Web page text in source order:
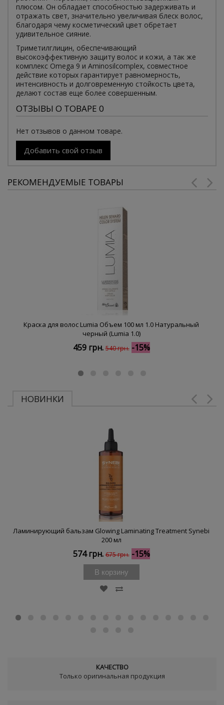
плюсом. Он обладает способностью задерживать и
отражать свет, значительно увеличивая блеск волос,
благодаря чему косметический цвет обретает
удивительное сияние.
Триметилглицин, обеспечивающий
высокоэффективную защиту волос и кожи, а так же
комплекс Omega 9 и Aminosilcomplex, совместное
действие которых гарантирует равномерность,
интенсивность и долговременную стойкость цвета,
делают состав еще более совершенным.
ОТЗЫВЫ О ТОВАРЕ 0
Нет отзывов о данном товаре.
Добавить свой отзыв
РЕКОМЕНДУЕМЫЕ ТОВАРЫ
Краска для волос Lumia Объем 100 мл 1.0 Натуральный
черный (Lumia 1.0)
459 грн. 540 грн. -15%
НОВИНКИ
Ламинирующий бальзам Glowing Laminating Treatment Synebi
200 мл
574 грн. 675 грн. -15%
В корзину
КАЧЕСТВО
Только оригинальная продукция